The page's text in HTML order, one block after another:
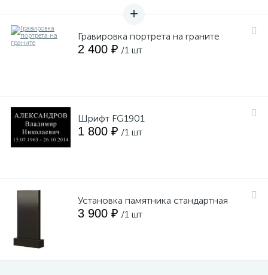
Гравировка портрета на граните
2 400 ₽ /1 шт
Шрифт FG1901
1 800 ₽ /1 шт
Установка памятника стандартная
3 900 ₽ /1 шт